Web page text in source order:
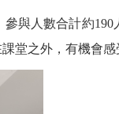
參與人數合計約190
堂之外，有機會感